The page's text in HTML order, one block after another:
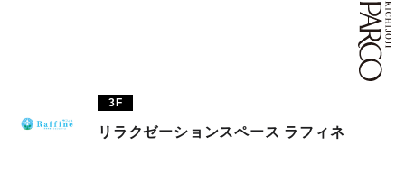
PARCOメンバーズ
3F
リラクゼーションスペース ラフィネ